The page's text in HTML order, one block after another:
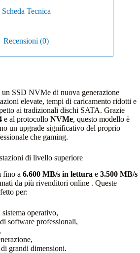
Scheda Tecnica
Recensioni (0)
un SSD NVMe di nuova generazione
elevate, tempi di caricamento ridotti e
ai tradizionali dischi SATA. Grazie
e al protocollo NVMe, questo modello è
un upgrade significativo del proprio
che gaming.
di livello superiore
fino a 6.600 MB/s in lettura e 3.500 MB/s
da più rivenditori online . Queste
per:
operativo,
software professionali,
grandi dimensioni.